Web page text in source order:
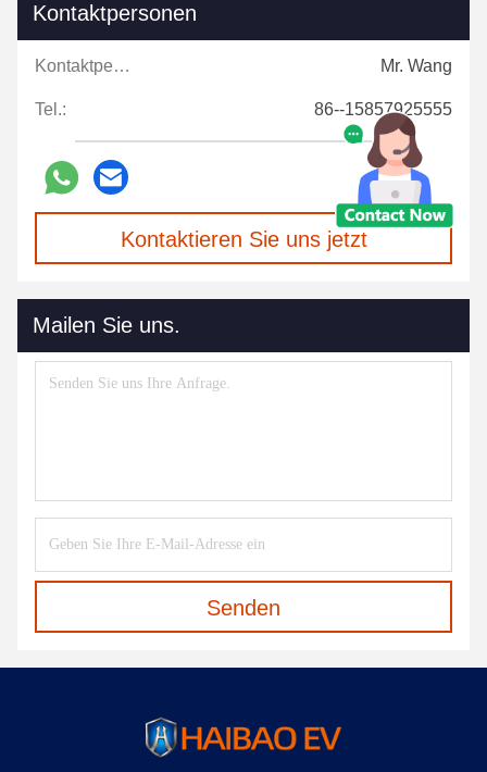
Kontaktpersonen
Kontaktpersonen: Mr. Wang
Tel.: 86--15857925555
Kontaktieren Sie uns jetzt
Mailen Sie uns.
Senden